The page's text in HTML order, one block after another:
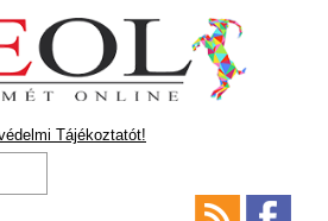
Tájékoztatót!